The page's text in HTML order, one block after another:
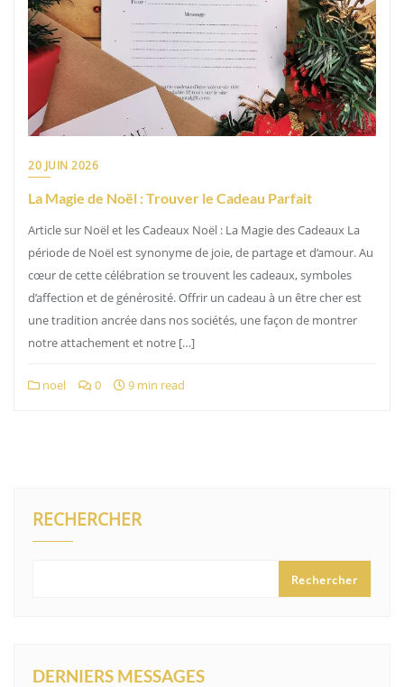
20 JUIN 2026
La Magie de Noël : Trouver le Cadeau Parfait
Article sur Noël et les Cadeaux Noël : La Magie des Cadeaux La
période de Noël est synonyme de joie, de partage et d’amour. Au
cœur de cette célébration se trouvent les cadeaux, symboles
d’affection et de générosité. Offrir un cadeau à un être cher est
une tradition ancrée dans nos sociétés, une façon de montrer
notre attachement et notre […]
noel 0 9 min read
RECHERCHER
Rechercher
DERNIERS MESSAGES